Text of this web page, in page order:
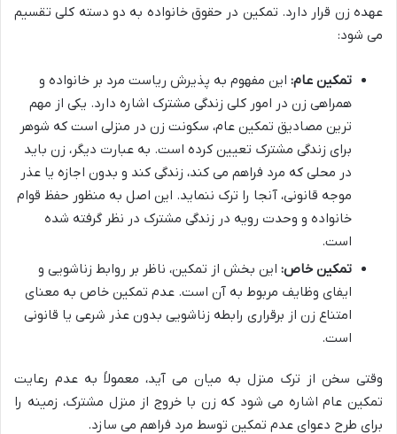
عهده زن قرار دارد. تمکین در حقوق خانواده به دو دسته کلی تقسیم
می شود:
تمکین عام: این مفهوم به پذیرش ریاست مرد بر خانواده و
همراهی زن در امور کلی زندگی مشترک اشاره دارد. یکی از مهم
ترین مصادیق تمکین عام، سکونت زن در منزلی است که شوهر
برای زندگی مشترک تعیین کرده است. به عبارت دیگر، زن باید
در محلی که مرد فراهم می کند، زندگی کند و بدون اجازه یا عذر
موجه قانونی، آنجا را ترک ننماید. این اصل به منظور حفظ قوام
خانواده و وحدت رویه در زندگی مشترک در نظر گرفته شده
است.
تمکین خاص: این بخش از تمکین، ناظر بر روابط زناشویی و
ایفای وظایف مربوط به آن است. عدم تمکین خاص به معنای
امتناع زن از برقراری رابطه زناشویی بدون عذر شرعی یا قانونی
است.
وقتی سخن از ترک منزل به میان می آید، معمولاً به عدم رعایت
تمکین عام اشاره می شود که زن با خروج از منزل مشترک، زمینه را
برای طرح دعوای عدم تمکین توسط مرد فراهم می سازد.